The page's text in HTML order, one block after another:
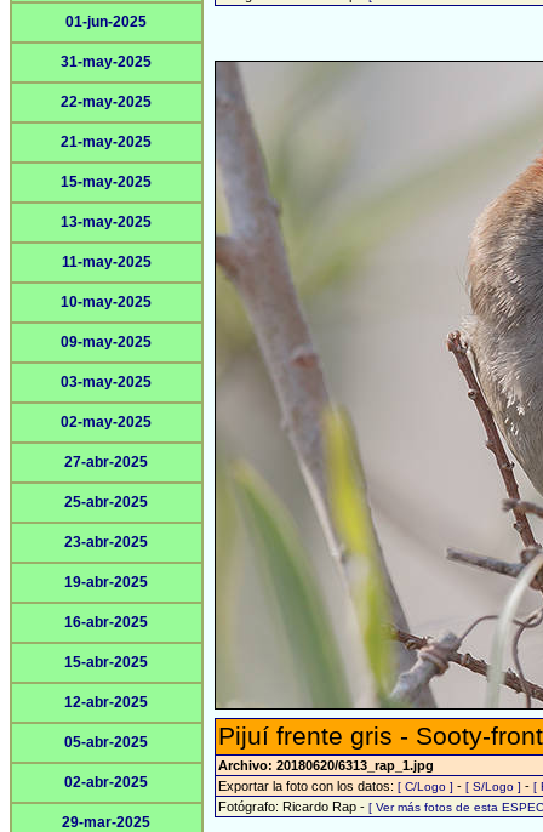
01-jun-2025
31-may-2025
22-may-2025
21-may-2025
15-may-2025
13-may-2025
11-may-2025
10-may-2025
09-may-2025
03-may-2025
02-may-2025
27-abr-2025
25-abr-2025
23-abr-2025
19-abr-2025
16-abr-2025
15-abr-2025
12-abr-2025
05-abr-2025
02-abr-2025
29-mar-2025
Pijuí frente gris - Sooty-
Archivo: 20180620/6313_rap_1.jpg
Exportar la foto con los datos: [ C/Logo ] - [ S/Logo ] - [
Fotógrafo: Ricardo Rap - [ Ver más fotos de esta